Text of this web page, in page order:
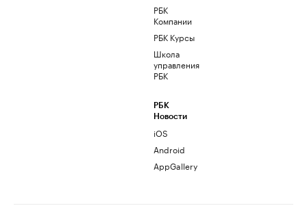
РБК
Компании
РБК Курсы
Школа
управления
РБК
РБК
Новости
iOS
Android
AppGallery